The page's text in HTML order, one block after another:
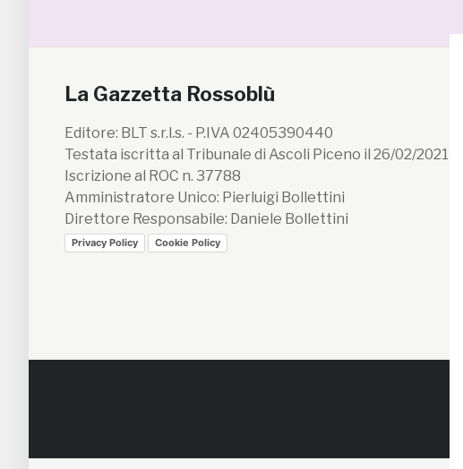
La Gazzetta Rossoblù
Editore: BLT s.r.l.s. - P.IVA 02405390440
Testata iscritta al Tribunale di Ascoli Piceno il 26/02/2021 n.
Iscrizione al ROC n. 37788
Amministratore Unico: Pierluigi Bollettini
Direttore Responsabile: Daniele Bollettini
Privacy Policy Cookie Policy